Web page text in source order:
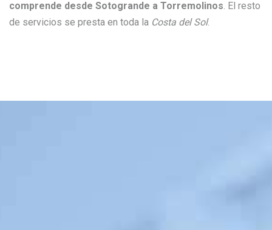
comprende desde Sotogrande a Torremolinos. El resto
de servicios se presta en toda la Costa del Sol.